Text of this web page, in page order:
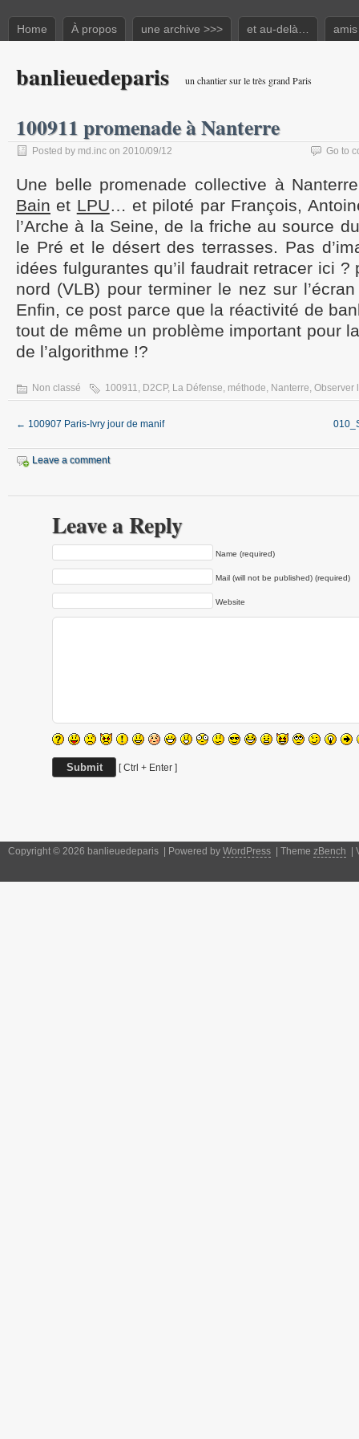
Home À propos une archive >>> et au-delà…
banlieuedeparis un chantier sur le très grand Paris
100911 promenade à Nanterre
Posted by md.inc on 2010/09/12 Go to
Une belle promenade collective à
Bain et LPU… et piloté par François,
l’Arche à la Seine, de la friche au source
le Pré et le désert des terrasses. Pas
idées fulgurantes qu’il faudrait retracer ici
nord (VLB) pour terminer le nez sur
Enfin, ce post parce que la réactivité de
tout de même un problème important pour
de l’algorithme !?
Non classé 100911, D2CP, La Défense, méthode, Nanterre, Observer
← 100907 Paris-Ivry jour de manif
Leave a comment
Leave a Reply
Name (required)
Mail (will not be published) (required)
Website
[ Ctrl + Enter ]
Copyright © 2026 banlieuedeparis | Powered by WordPress | Theme zBench |